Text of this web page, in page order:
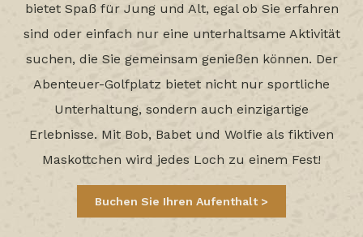
bietet Spaß für Jung und Alt, egal ob Sie erfahren
sind oder einfach nur eine unterhaltsame Aktivität
suchen, die Sie gemeinsam genießen können. Der
Abenteuer-Golfplatz bietet nicht nur sportliche
Unterhaltung, sondern auch einzigartige
Erlebnisse. Mit Bob, Babet und Wolfie als fiktiven
Maskottchen wird jedes Loch zu einem Fest!
Buchen Sie Ihren Aufenthalt